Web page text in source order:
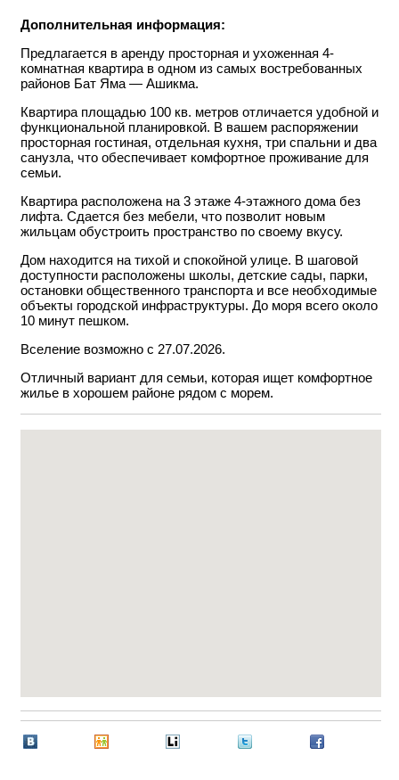
Дополнительная информация:
Предлагается в аренду просторная и ухоженная 4-
комнатная квартира в одном из самых востребованных
районов Бат Яма — Ашикма.
Квартира площадью 100 кв. метров отличается удобной и
функциональной планировкой. В вашем распоряжении
просторная гостиная, отдельная кухня, три спальни и два
санузла, что обеспечивает комфортное проживание для
семьи.
Квартира расположена на 3 этаже 4-этажного дома без
лифта. Сдается без мебели, что позволит новым
жильцам обустроить пространство по своему вкусу.
Дом находится на тихой и спокойной улице. В шаговой
доступности расположены школы, детские сады, парки,
остановки общественного транспорта и все необходимые
объекты городской инфраструктуры. До моря всего около
10 минут пешком.
Вселение возможно с 27.07.2026.
Отличный вариант для семьи, которая ищет комфортное
жилье в хорошем районе рядом с морем.